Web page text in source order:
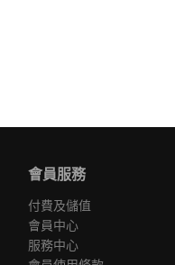
會員服務
付費及儲值
會員中心
服務中心